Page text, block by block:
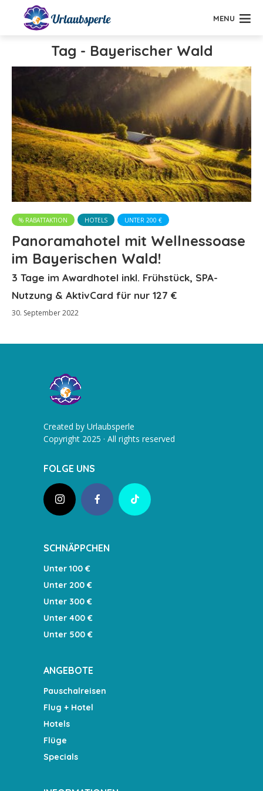
MENU
Tag - Bayerischer Wald
% RABATTAKTION HOTELS UNTER 200 €
Panoramahotel mit Wellnessoase
im Bayerischen Wald!
3 Tage im Awardhotel inkl. Frühstück, SPA-
Nutzung & AktivCard für nur 127 €
30. September 2022
Created by Urlaubsperle
Copyright 2025 · All rights reserved
FOLGE UNS
SCHNÄPPCHEN
Unter 100 €
Unter 200 €
Unter 300 €
Unter 400 €
Unter 500 €
ANGEBOTE
Pauschalreisen
Flug + Hotel
Hotels
Flüge
Specials